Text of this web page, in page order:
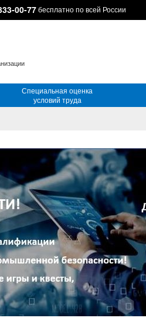
00-77бесплатно по всей России
Специальная оценка
условий труда